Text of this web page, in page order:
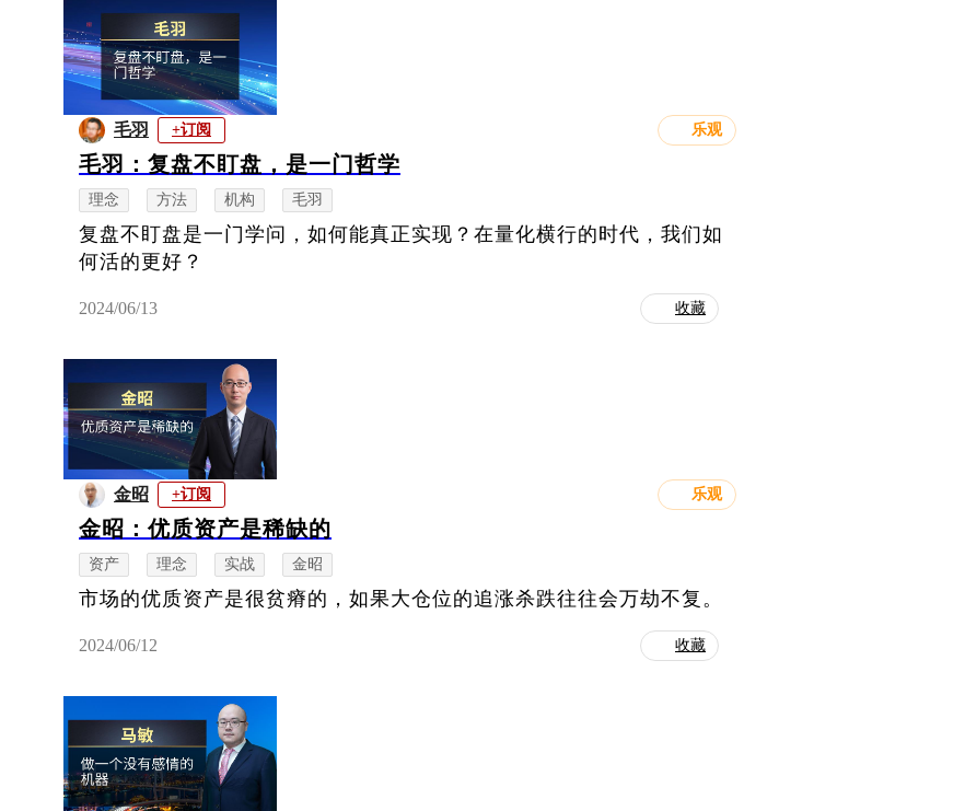
毛羽 +订阅 乐观
毛羽：复盘不盯盘，是一门哲学
理念 方法 机构 毛羽
复盘不盯盘是一门学问，如何能真正实现？在量化横行的时代，我们如
何活的更好？
2024/06/13 收藏
金昭 +订阅 乐观
金昭：优质资产是稀缺的
资产 理念 实战 金昭
市场的优质资产是很贫瘠的，如果大仓位的追涨杀跌往往会万劫不复。
2024/06/12 收藏